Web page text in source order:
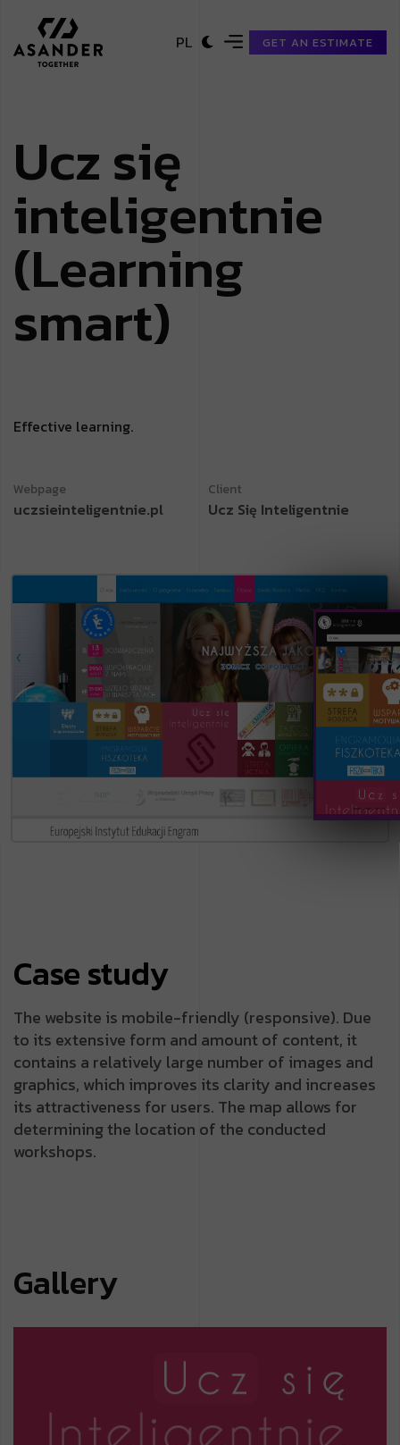
PL GET AN ESTIMATE
Uczsię
inteligentnie
(Learning
smart)
Effective learning.
Webpage
uczsieinteligentnie.pl
Client
Ucz Się Inteligentnie
Case study
The website is mobile-friendly (responsive). Due
to its extensive form and amount of content, it
contains a relatively large number of images and
graphics, which improves its clarity and increases
its attractiveness for users. The map allows for
determining the location of the conducted
workshops.
Gallery